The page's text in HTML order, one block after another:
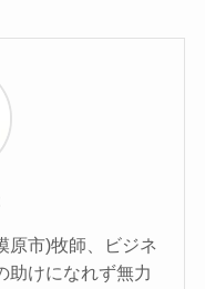
原市)牧師、ビジネ
助けになれず無力